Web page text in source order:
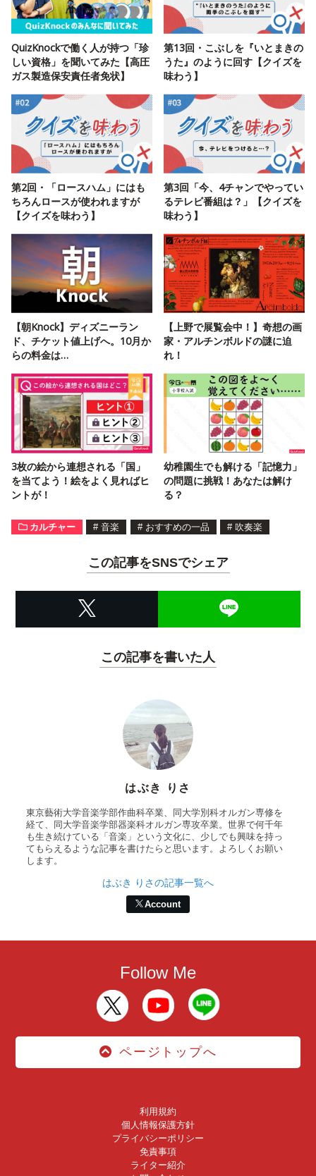
QuizKnockで働く人が持つ「珍
しい資格」を聞いてみた【高圧
ガス製造保安責任者免状】
第13回・こぶしを『いとまきの
うた』のように回す【クイズを
味わう】
第2回・「ロースハム」にはも
ちろんロースが使われますが
【クイズを味わう】
第3回「今、4チャンでやってい
るテレビ番組は？」【クイズを
味わう】
【朝Knock】ディズニーラン
ド、チケット値上げへ。10月か
らの料金は…
【上野で展覧会中！】奇想の画
家・アルチンボルドの謎に迫
れ！
3枚の絵から連想される「国」
を当てよう！絵をよく見ればヒ
ントが！
幼稚園生でも解ける「記憶力」
の問題に挑戦！あなたは解け
る？
カルチャー # 音楽 # おすすめの一品 # 吹奏楽
この記事をSNSでシェア
この記事を書いた人
はぶき りさ
東京藝術大学音楽学部作曲科卒業、同大学別科オルガン専修を
経て、同大学音楽学部器楽科オルガン専攻卒業。世界で何千年
も生き続けている「音楽」という文化に、少しでも興味を持っ
てもらえるような記事を書けたらと思います。よろしくお願い
します。
はぶき りさの記事一覧へ
Account
Follow Me
ページトップへ
利用規約
個人情報保護方針
プライバシーポリシー
免責事項
ライター紹介